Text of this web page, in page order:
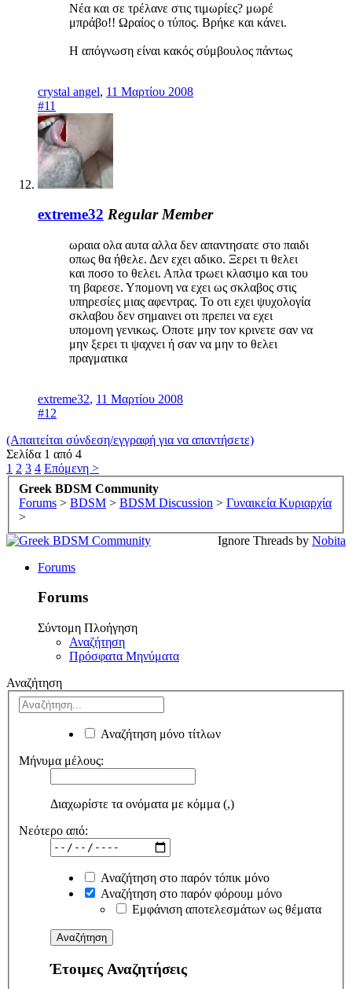
Νέα και σε τρέλανε στις τιμωρίες? μωρέ
μπράβο!! Ωραίος ο τύπος. Βρήκε και κάνει.
Η απόγνωση είναι κακός σύμβουλος πάντως
crystal angel, 11 Μαρτίου 2008
#11
extreme32 Regular Member
ωραια ολα αυτα αλλα δεν απαντησατε στο παιδι
οπως θα ήθελε. Δεν εχει αδικο. Ξερει τι θελει
και ποσο το θελει. Απλα τρωει κλασιμο και του
τη βαρεσε. Υπομονη να εχει ως σκλαβος στις
υπηρεσίες μιας αφεντρας. Το οτι εχει ψυχολογία
σκλαβου δεν σημαινει οτι πρεπει να εχει
υπομονη γενικως. Οποτε μην τον κρινετε σαν να
μην ξερει τι ψαχνει ή σαν να μην το θελει
πραγματικα
extreme32, 11 Μαρτίου 2008
#12
(Απαιτείται σύνδεση/εγγραφή για να απαντήσετε)
Σελίδα 1 από 4
1 2 3 4 Επόμενη >
Greek BDSM Community
Forums > BDSM > BDSM Discussion > Γυναικεία Κυριαρχία
>
Ignore Threads by Nobita
Forums
Forums
Σύντομη Πλοήγηση
Αναζήτηση
Πρόσφατα Μηνύματα
Αναζήτηση
Αναζήτηση μόνο τίτλων
Μήνυμα μέλους:
Διαχωρίστε τα ονόματα με κόμμα (,)
Νεότερο από:
Αναζήτηση στο παρόν τόπικ μόνο
Αναζήτηση στο παρόν φόρουμ μόνο
Εμφάνιση αποτελεσμάτων ως θέματα
Έτοιμες Αναζητήσεις